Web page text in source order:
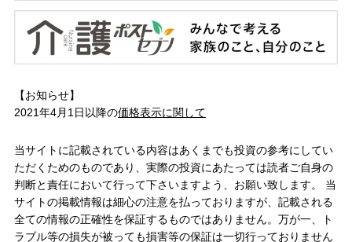
【お知らせ】
2021年4月1日以降の価格表示に関して
当サイトに記載されている内容はあくまでも投資の参考にしてい
ただくためのものであり、実際の投資にあたっては読者ご自身の
判断と責任において行って下さいますよう、お願い致します。 当
サイトの掲載情報は細心の注意を払っておりますが、記載される
全ての情報の正確性を保証するものではありません。万が一、ト
ラブル等の損失が被っても損害等の保証は一切行っておりません